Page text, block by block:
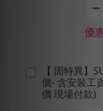
優
【 固特異】
價- 含安裝工
價 現場付款)